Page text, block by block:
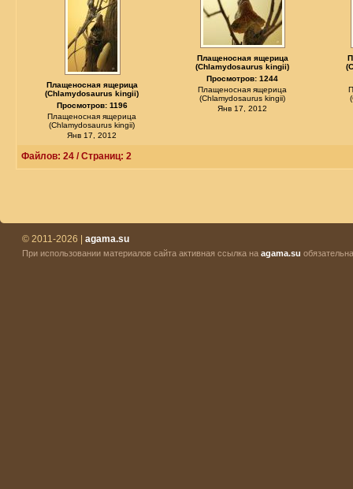
Плащеносная ящерица
(Chlamydosaurus kingii)
Просмотров: 1196
Плащеносная ящерица
(Chlamydosaurus kingii)
Янв 17, 2012
Плащеносная ящерица
(Chlamydosaurus kingii)
Просмотров: 1244
Плащеносная ящерица
(Chlamydosaurus kingii)
Янв 17, 2012
Файлов: 24 / Страниц: 2
© 2011-2026 | agama.su
При использовании материалов сайта активная ссылка на agama.su